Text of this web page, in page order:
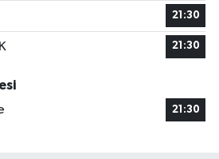
21:30
21:30
21:30